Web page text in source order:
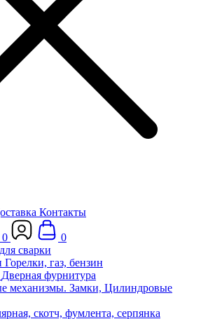
Контакты
0
0
сварки
Горелки, газ, бензин
Дверная фурнитура
Замки, Цилиндровые